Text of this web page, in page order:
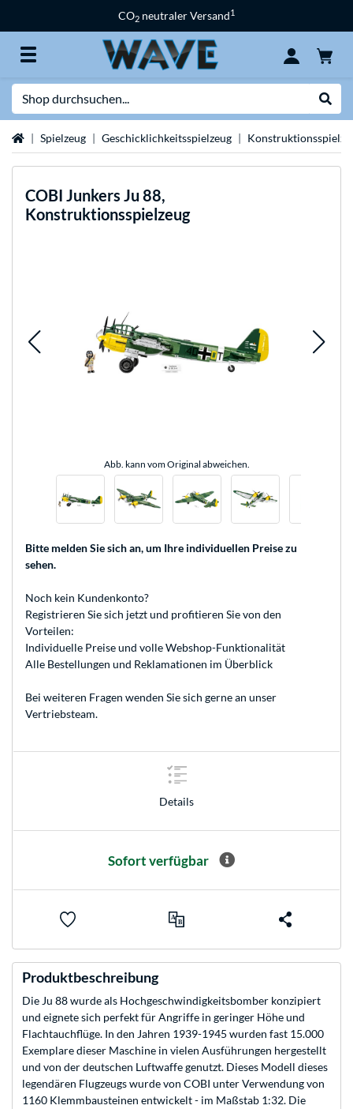
CO2 neutraler Versand1
StartseiteSpielzeug Geschicklichkeitsspielzeug
COBI Junkers Ju 88,
Konstruktionsspielzeug
Abb. kann vom Original abweichen.
Bitte melden Sie sich an, um Ihre individuellen Preise zu
sehen.
Noch kein Kundenkonto?
Registrieren Sie sich jetzt und profitieren Sie von den
Vorteilen:
Individuelle Preise und volle Webshop-Funktionalität
Alle Bestellungen und Reklamationen im Überblick
Bei weiteren Fragen wenden Sie sich gerne an unser
Vertriebsteam.
Details
Sofort verfügbar
Produktbeschreibung
Die Ju 88 wurde als Hochgeschwindigkeitsbomber konzipiert
und eignete sich perfekt für Angriffe in geringer Höhe und
Flachtauchflüge. In den Jahren 1939-1945 wurden fast 15.000
Exemplare dieser Maschine in vielen Ausführungen hergestellt
und von der deutschen Luftwaffe genutzt. Dieses Modell dieses
legendären Flugzeugs wurde von COBI unter Verwendung von
1160 Klemmbausteinen entwickelt - im Maßstab 1:32. Die